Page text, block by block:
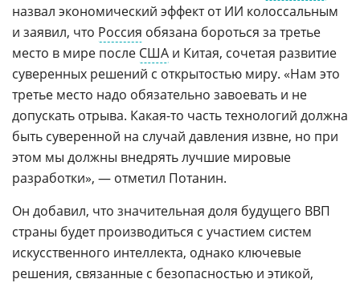
назвал экономический эффект от ИИ колоссальным
и заявил, что Россия обязана бороться за третье
место в мире после США и Китая, сочетая развитие
суверенных решений с открытостью миру. «Нам это
третье место надо обязательно завоевать и не
допускать отрыва. Какая-то часть технологий должна
быть суверенной на случай давления извне, но при
этом мы должны внедрять лучшие мировые
разработки», — отметил Потанин.
Он добавил, что значительная доля будущего ВВП
страны будет производиться с участием систем
искусственного интеллекта, однако ключевые
решения, связанные с безопасностью и этикой,